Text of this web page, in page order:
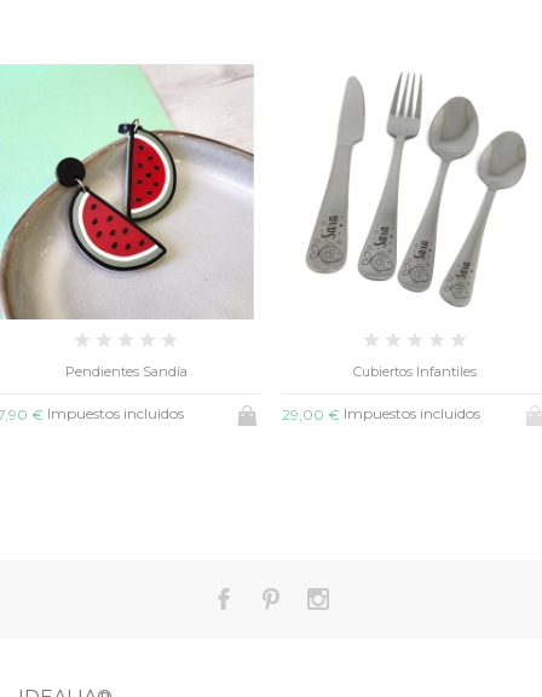
Pendientes Sandía
€Impuestos incluidos
Cubiertos Infantiles
29,00 €Impuestos incluidos